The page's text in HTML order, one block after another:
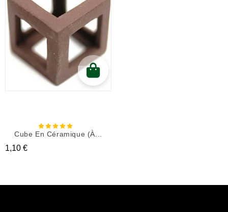
Cube En Céramique (à...
Prix
1,10 €